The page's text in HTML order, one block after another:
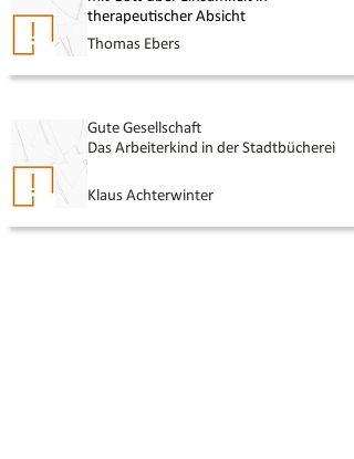
therapeutischer Absicht
Thomas Ebers
Gute Gesellschaft
Das Arbeiterkind in der Stadtbücherei
Klaus Achterwinter